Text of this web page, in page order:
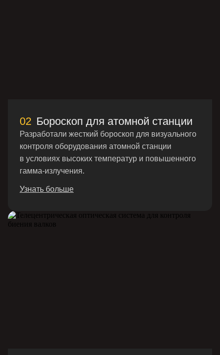
02 Бороскоп для атомной станции
Разработали жесткий бороскоп для визуального
контроля оборудования атомной станции
в условиях высоких температур и повышенного
гамма-излучения.
Узнать больше